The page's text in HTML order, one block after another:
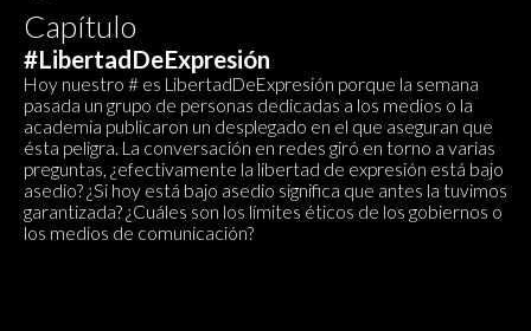
Capítulo
#LibertadDeExpresión
Hoy nuestro # es LibertadDeExpresión porque la semana
pasada un grupo de personas dedicadas a los medios o la
academia publicaron un desplegado en el que aseguran que
ésta peligra. La conversación en redes giró en torno a varias
preguntas, ¿efectivamente la libertad de expresión está bajo
asedio? ¿Si hoy está bajo asedio significa que antes la tuvimos
garantizada? ¿Cuáles son los límites éticos de los gobiernos o
los medios de comunicación?